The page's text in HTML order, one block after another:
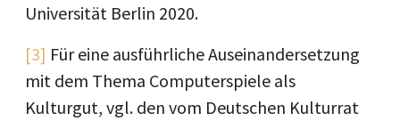
Universität Berlin 2020.
[3] Für eine ausführliche Auseinandersetzung
mit dem Thema Computerspiele als
Kulturgut, vgl. den vom Deutschen Kulturrat